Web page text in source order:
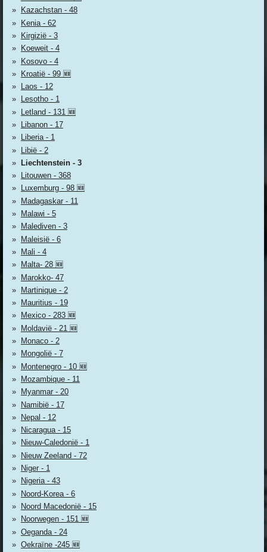
Kazachstan - 48
Kenia - 62
Kirgizië - 3
Koeweit - 4
Kosovo - 4
Kroatië - 99 🆕
Laos - 12
Lesotho - 1
Letland - 131 🆕
Libanon - 17
Liberia - 1
Libië - 2
Liechtenstein - 3
Litouwen - 368
Luxemburg - 98 🆕
Madagaskar - 11
Malawi - 5
Malediven - 3
Maleisië - 6
Mali - 4
Malta- 28 🆕
Marokko- 47
Martinique - 2
Mauritius - 19
Mexico - 283 🆕
Moldavië - 21 🆕
Monaco - 2
Mongolië - 7
Montenegro - 10 🆕
Mozambique - 11
Myanmar - 20
Namibië - 17
Nepal - 12
Nicaragua - 15
Nieuw-Caledonië - 1
Nieuw Zeeland - 72
Niger - 1
Nigeria - 43
Noord-Korea - 6
Noord Macedonië - 15
Noorwegen - 151 🆕
Oeganda - 24
Oekraïne -245 🆕